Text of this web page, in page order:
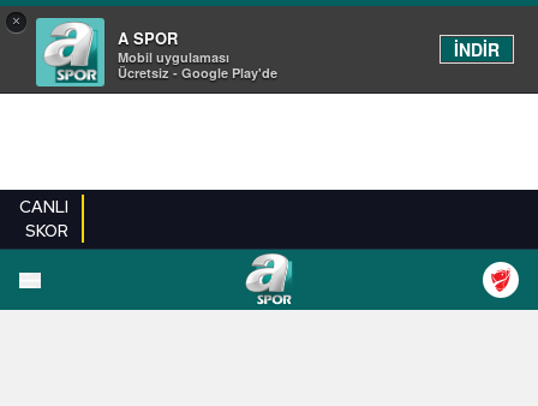
×
A SPOR
Mobil uygulaması
Ücretsiz - Google Play'de
İNDİR
CANLI
SKOR